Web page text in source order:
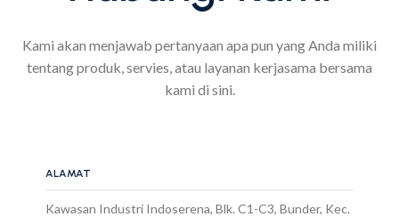
Kami akan menjawab pertanyaan apa pun yang Anda miliki
tentang produk, servies, atau layanan kerjasama bersama
kami di sini.
ALAMAT
Kawasan Industri Indoserena, Blk. C1-C3, Bunder, Kec.